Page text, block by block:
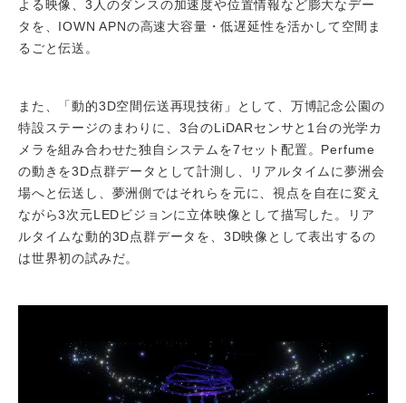
よる映像、3人のダンスの加速度や位置情報など膨大なデー
タを、IOWN APNの高速大容量・低遅延性を活かして空間ま
るごと伝送。
また、「動的3D空間伝送再現技術」として、万博記念公園の
特設ステージのまわりに、3台のLiDARセンサと1台の光学カ
メラを組み合わせた独自システムを7セット配置。Perfume
の動きを3D点群データとして計測し、リアルタイムに夢洲会
場へと伝送し、夢洲側ではそれらを元に、視点を自在に変え
ながら3次元LEDビジョンに立体映像として描写した。リア
ルタイムな動的3D点群データを、3D映像として表出するの
は世界初の試みだ。